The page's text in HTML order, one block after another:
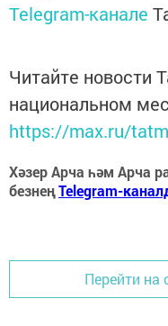
Telegram-канале
Читайте новости
национальном
https://max.ru/
Хәзер Арча һәм Арча
безнеңTelegram-
Перейти на